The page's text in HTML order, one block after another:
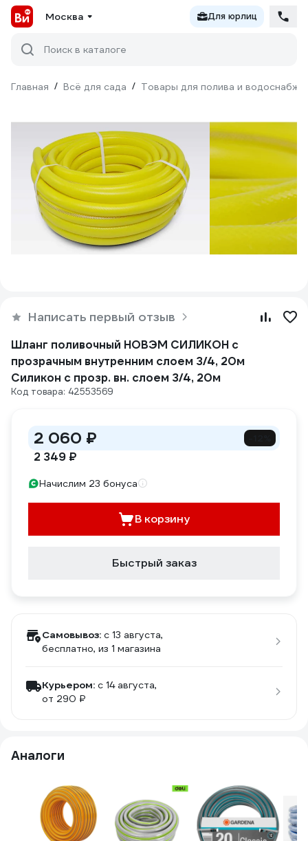
Москва Для юрлиц
Поиск в каталоге
Главная / Всё для сада / Товары для полива и
Написать первый отзыв
Шланг поливочный НОВЭМ СИЛИКОН с
прозрачным внутренним слоем 3/4, 20м
Силикон с прозр. вн. слоем 3/4, 20м
Код товара: 42553569
2 060 ₽
2 349 ₽
Начислим 23 бонуса
В корзину
Быстрый заказ
Самовывоз: c 13 августа,
бесплатно, из 1 магазина
Курьером: c 14 августа,
от 290 ₽
Аналоги